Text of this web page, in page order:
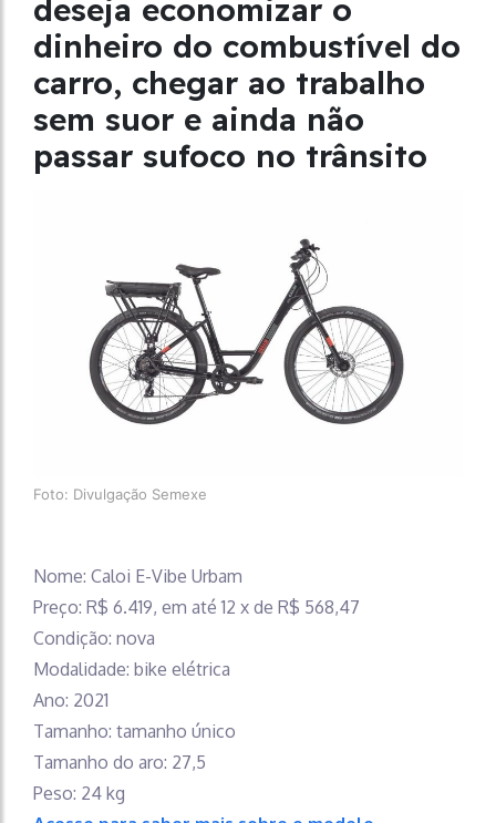
deseja economizar o
dinheiro do combustível do
carro, chegar ao trabalho
sem suor e ainda não
passar sufoco no trânsito
Foto: Divulgação Semexe
Nome: Caloi E-Vibe Urbam
Preço: R$ 6.419, em até 12 x de R$ 568,47
Condição: nova
Modalidade: bike elétrica
Ano: 2021
Tamanho: tamanho único
Tamanho do aro: 27,5
Peso: 24 kg